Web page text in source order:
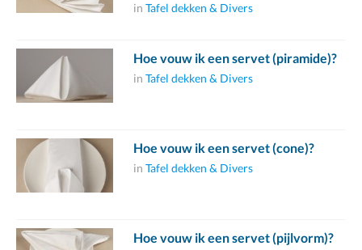
in Tafel dekken & Divers
Hoe vouw ik een servet (piramide)?
in Tafel dekken & Divers
Hoe vouw ik een servet (cone)?
in Tafel dekken & Divers
Hoe vouw ik een servet (pijlvorm)?